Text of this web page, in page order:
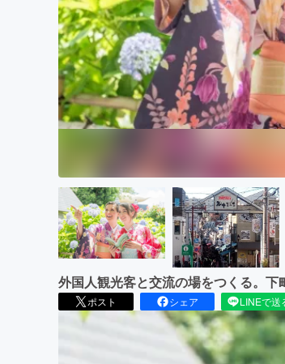
外国人観光客と交流の場をつくる。
ポスト シェア LINEで送